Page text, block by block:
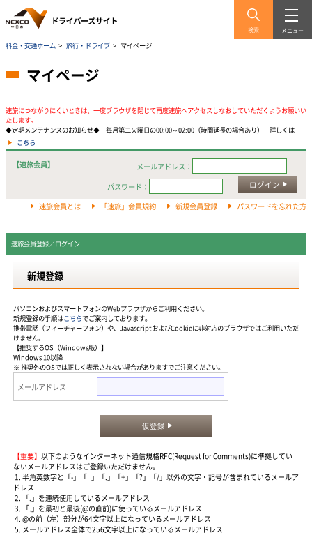
検索 メニュー
料金・交通ホーム > 旅行・ドライブ > マイページ
マイページ
速旅につながりにくいときは、一度ブラウザを閉じて再度速旅へアクセスしなおしていただくようお願いい
たします。
◆定期メンテナンスのお知らせ◆ 毎月第二火曜日の00:00～02:00（時間延長の場合あり） 詳しくは
こちら
【速旅会員】
メールアドレス：
パスワード：
ログイン
速旅会員とは 「速旅」会員規約 新規会員登録 パスワードを忘れた方
速旅会員登録／ログイン
新規登録
パソコンおよびスマートフォンのWebプラウザからご利用ください。
新規登録の手順はこちらでご案内しております。
携帯電話（フィーチャーフォン）や、JavascriptおよびCookieに非対応のブラウザではご利用いただ
けません。
【推奨するOS（Windows版）】
Windows 10以降
※ 推奨外のOSでは正しく表示されない場合がありますでご注意ください。
メールアドレス
仮登録
【重要】 以下のようなインターネット通信規格RFC(Request for Comments)に準拠してい
ないメールアドレスはご登録いただけません。
1. 半角英数字と「-」「_」「.」「+」「?」「/」以外の文字・記号が含まれているメールア
ドレス
2. 「.」を連続使用しているメールアドレス
3. 「.」を最初と最後(@の直前)に使っているメールアドレス
4. @の前（左）部分が64文字以上になっているメールアドレス
5. メールアドレス全体で256文字以上になっているメールアドレス